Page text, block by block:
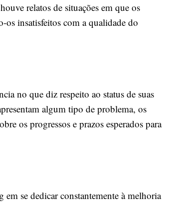
relatos de situações em que os
os insatisfeitos com a qualidade do
no que diz respeito ao status de suas
algum tipo de problema, os
os progressos e prazos esperados para
se dedicar constantemente à melhoria